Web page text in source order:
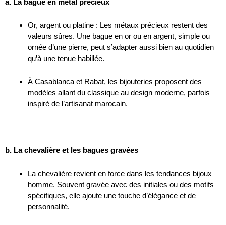
a. La bague en métal précieux
Or, argent ou platine : Les métaux précieux restent des
valeurs sûres. Une bague en or ou en argent, simple ou
ornée d’une pierre, peut s’adapter aussi bien au quotidien
qu’à une tenue habillée.
À Casablanca et Rabat, les bijouteries proposent des
modèles allant du classique au design moderne, parfois
inspiré de l’artisanat marocain.
b. La chevalière et les bagues gravées
La chevalière revient en force dans les tendances bijoux
homme. Souvent gravée avec des initiales ou des motifs
spécifiques, elle ajoute une touche d’élégance et de
personnalité.